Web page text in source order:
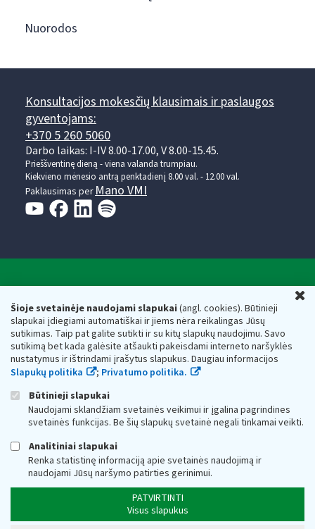
Šioje svetainėje naudojami slapukai(angl. cookies). Būtinieji
slapukai įdiegiami automatiškai ir jiems nėra reikalingas Jūsų
sutikimas. Taip pat galite sutikti ir su kitų slapukų naudojimu. Savo
sutikimą bet kada galėsite atšaukti pakeisdami interneto naršyklės
nustatymus ir ištrindami įrašytus slapukus. Daugiau informacijos
Slapukų politika
; Privatumo politika.
Būtinieji slapukai
Naudojami sklandžiam svetainės veikimui ir įgalina pagrindines
svetainės funkcijas. Be šių slapukų svetainė negali tinkamai veikti.
Analitiniai slapukai
Renka statistinę informaciją apie svetainės naudojimą ir
naudojami Jūsų naršymo patirties gerinimui.
PATVIRTINTI
Visus slapukus
Nuorodos
Konsultacijos mokesčių klausimais ir paslaugos
gyventojams:
+370 5 260 5060
Darbo laikas: I-IV 8.00-17.00, V 8.00-15.45.
Prieššventinę dieną - viena valanda trumpiau.
Kiekvieno mėnesio antrą penktadienį 8.00 val. - 12.00 val.
Paklausimas perMano VMI
Valstybinė mokesčių inspekcija prie Lietuvos
Respublikos finansų ministerijos
Biudžetinė įstaiga. Juridinio asmens kodas — 188659752,
adresas: Vasario 16-osios g. 14, 01107 Vilnius, Lietuva, el.paštas:
vmi@vmi.lt , E. pristatymo dėžutės adresas 188659752
Duomenys apie Valstybinę mokesčių inspekciją prie Lietuvos
Respublikos finansų ministerijos kaupiami ir saugomi Juridinių